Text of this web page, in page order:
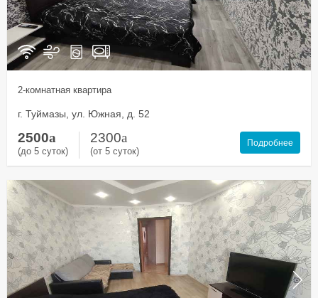
2-комнатная квартира
г. Туймазы, ул. Южная, д. 52
2500a
(до 5 суток)
2300a
(от 5 суток)
Подробнее